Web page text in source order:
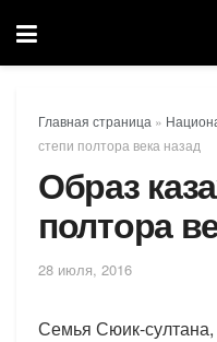
Главная страница »
степи полтора века назад
Образ
полтора
28 июля, 2016
Семья Сюик-